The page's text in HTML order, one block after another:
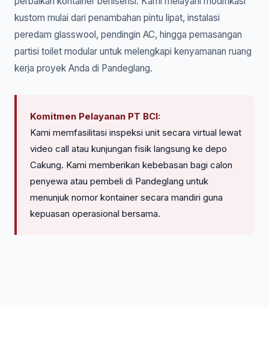
kustom mulai dari penambahan pintu lipat, instalasi
peredam glasswool, pendingin AC, hingga pemasangan
partisi toilet modular untuk melengkapi kenyamanan ruang
kerja proyek Anda di Pandeglang.
Komitmen Pelayanan PT BCI:
Kami memfasilitasi inspeksi unit secara virtual lewat
video call atau kunjungan fisik langsung ke depo
Cakung. Kami memberikan kebebasan bagi calon
penyewa atau pembeli di Pandeglang untuk
menunjuk nomor kontainer secara mandiri guna
kepuasan operasional bersama.